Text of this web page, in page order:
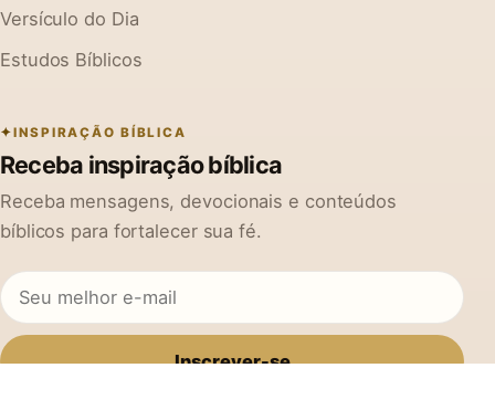
Versículo do Dia
Estudos Bíblicos
INSPIRAÇÃO BÍBLICA
Receba inspiração bíblica
Receba mensagens, devocionais e conteúdos
bíblicos para fortalecer sua fé.
Inscrever-se